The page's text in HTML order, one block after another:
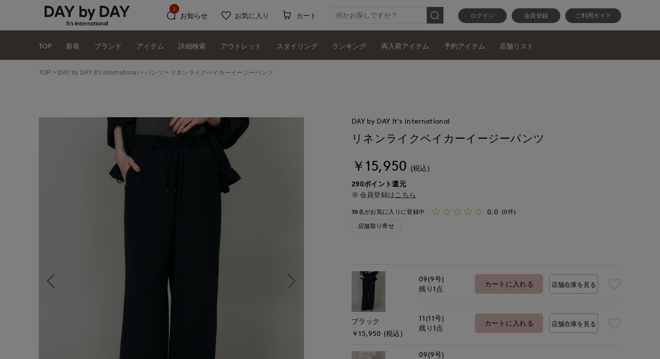
ログイン 会員登録 ご利用ガイド
お知らせ
2
お気に入り カート
TOP 新着 ブランド アイテム 詳細検索 アウトレット スタイリング ランキング 再入荷アイテム 予約アイテム 店舗リスト
TOP DAY by DAY It's international パンツ リネンライクベイカーイージーパンツ
DAY by DAY It's international
リネンライクベイカーイージーパンツ
￥15,950 (税込)
290ポイント還元
会員登録は こちら
38名がお気に入りに登録中 0.0 (0件)
店舗取り寄せ
ブラック
￥15,950 (税込)
09(9号)
残り1点
カートに入れる 店舗在庫を見る
11(11号)
残り1点
カートに入れる 店舗在庫を見る
09(9号)